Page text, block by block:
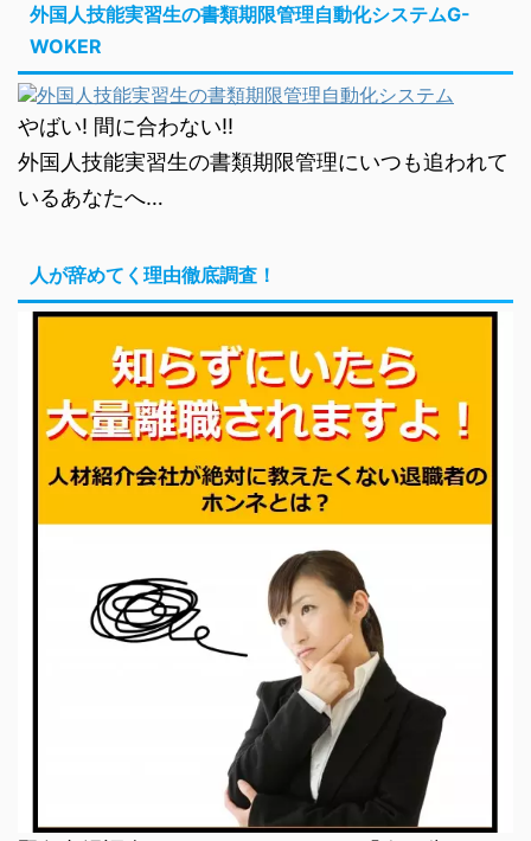
外国人技能実習生の書類期限管理自動化システムG-
WOKER
やばい! 間に合わない!!
外国人技能実習生の書類期限管理にいつも追われて
いるあなたへ…
人が辞めてく理由徹底調査！